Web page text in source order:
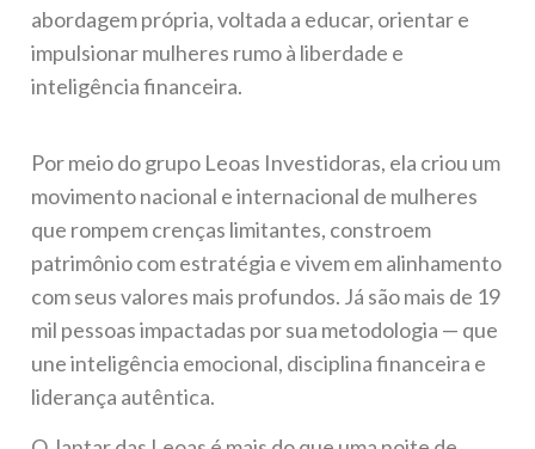
abordagem própria, voltada a educar, orientar e
impulsionar mulheres rumo à liberdade e
inteligência financeira.
Por meio do grupo Leoas Investidoras, ela criou um
movimento nacional e internacional de mulheres
que rompem crenças limitantes, constroem
patrimônio com estratégia e vivem em alinhamento
com seus valores mais profundos. Já são mais de 19
mil pessoas impactadas por sua metodologia — que
une inteligência emocional, disciplina financeira e
liderança autêntica.